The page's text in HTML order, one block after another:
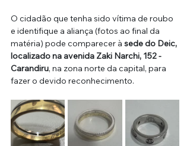
O cidadão que tenha sido vítima de roubo
e identifique a aliança (fotos ao final da
matéria) pode comparecer à sede do Deic,
localizado na avenida Zaki Narchi, 152 -
Carandiru, na zona norte da capital, para
fazer o devido reconhecimento.